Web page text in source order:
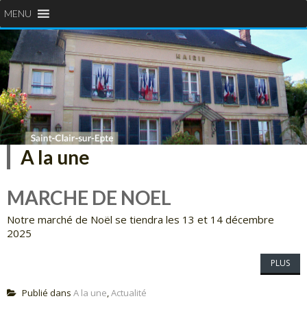
MENU
A la une
MARCHE DE NOEL
Notre marché de Noël se tiendra les 13 et 14 décembre
2025
PLUS
Publié dans A la une,Actualité